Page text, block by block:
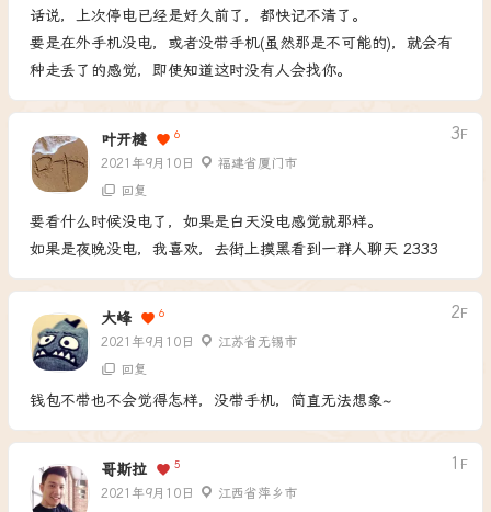
话说，上次停电已经是好久前了，都快记不清了。
要是在外手机没电，或者没带手机(虽然那是不可能的)，就会有
种走丢了的感觉，即使知道这时没有人会找你。
叶开楗 6
2021年9月10日 福建省厦门市
3 F
回复
要看什么时候没电了，如果是白天没电感觉就那样。
如果是夜晚没电，我喜欢，去街上摸黑看到一群人聊天 2333
大峰 6
2021年9月10日 江苏省无锡市
2 F
回复
钱包不带也不会觉得怎样，没带手机，简直无法想象~
哥斯拉 5
2021年9月10日 江西省萍乡市
1 F